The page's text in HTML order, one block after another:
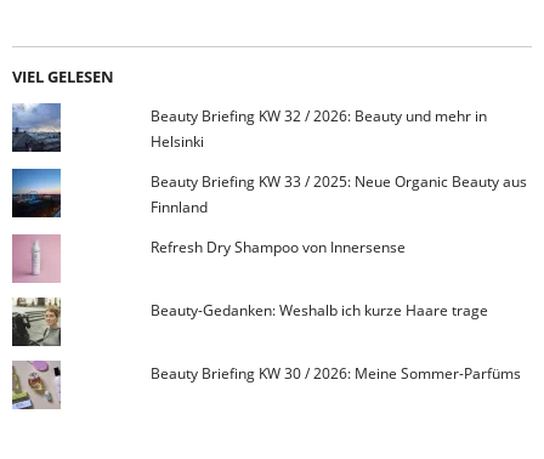
VIEL GELESEN
Beauty Briefing KW 32 / 2026: Beauty und mehr in
Helsinki
Beauty Briefing KW 33 / 2025: Neue Organic Beauty aus
Finnland
Refresh Dry Shampoo von Innersense
Beauty-Gedanken: Weshalb ich kurze Haare trage
Beauty Briefing KW 30 / 2026: Meine Sommer-Parfüms